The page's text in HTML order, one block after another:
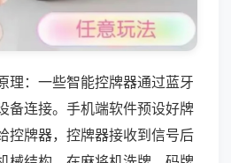
理：一些智能控牌器通过蓝牙
备连接。手机端软件预设好牌
控牌器，控牌器接收到信号后